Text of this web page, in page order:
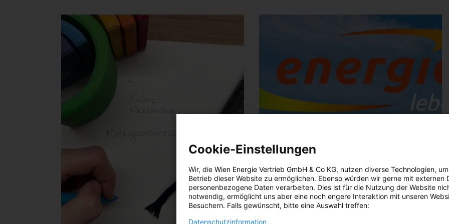
Cookie-Einstellungen
Wir, die Wien Energie Vertrieb GmbH & Co KG, nutzen diverse Technologien,
Betrieb dieser Website zu ermöglichen. Ebenso würden wir gerne mit externen
personenbezogene Daten verarbeiten. Dies ist für die Nutzung der Website
notwendig, ermöglicht uns aber eine noch engere Interaktion mit unseren
Besuchern. Falls gewünscht, bitte eine Auswahl treffen:
Datenschutzinformation